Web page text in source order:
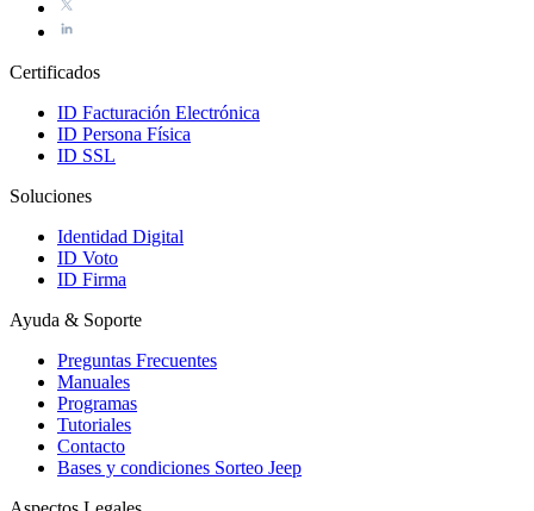
Certificados
ID Facturación Electrónica
ID Persona Física
ID SSL
Soluciones
Identidad Digital
ID Voto
ID Firma
Ayuda & Soporte
Preguntas Frecuentes
Manuales
Programas
Tutoriales
Contacto
Bases y condiciones Sorteo Jeep